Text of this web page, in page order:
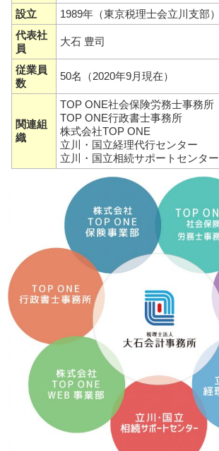
設立
1989年（東京税理士会立川支部）
代表社
員
大石 豊司
従業員
数
50名（2020年9月現在）
関連組
織
TOP ONE社会保険労務士事務所
TOP ONE行政書士事務所
株式会社TOP ONE
立川・国立経理代行センター
立川・国立相続サポートセンター